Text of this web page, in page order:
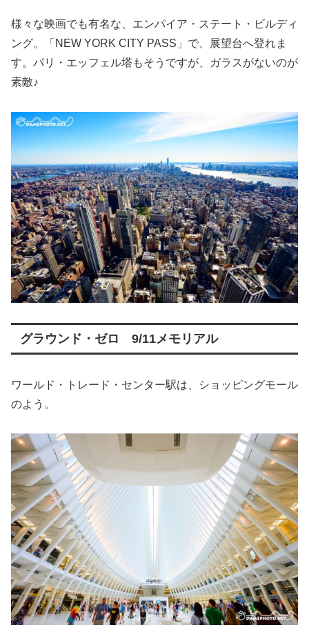
様々な映画でも有名な、エンパイア・ステート・ビルディ
ング。「NEW YORK CITY PASS」で、展望台へ登れま
す。パリ・エッフェル塔もそうですが、ガラスがないのが
素敵♪
グラウンド・ゼロ 9/11メモリアル
ワールド・トレード・センター駅は、ショッピングモール
のよう。